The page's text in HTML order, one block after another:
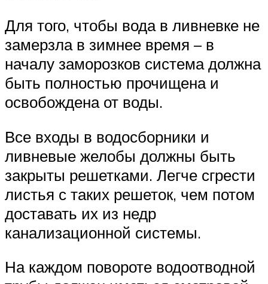
Для того, чтобы вода в ливневке не
замерзла в зимнее время – в
началу заморозков система должна
быть полностью прочищена и
освобождена от воды.
Все входы в водосборники и
ливневые желобы должны быть
закрыты решетками. Легче сгрести
листья с таких решеток, чем потом
доставать их из недр
канализационной системы.
На каждом повороте водоотводной